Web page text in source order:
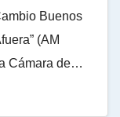
Buenos
(AM
Cámara de…